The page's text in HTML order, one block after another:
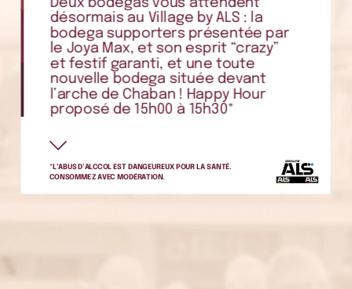
*L’ABUS D’ALCCOL EST DANGEUREUX POUR LA SANTÉ.
CONSOMMEZ AVEC MODÉRATION.
désormais au Village by ALS : la
bodega supporters présentée par
le Joya Max, et son esprit “crazy”
et festif garanti, et une toute
nouvelle bodega située devant
l’arche de Chaban ! Happy Hour
proposé de 15h00 à 15h30*
POUR
Découvrez les nouvelles
collections UBB dans les